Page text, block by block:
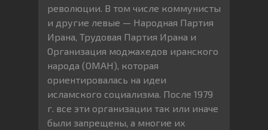
революции. В том числе коммунисты
и другие левые — Народная Партия
Ирана, Трудовая Партия Ирана и
Организация моджахедов иранского
народа (ОМАН), которая
ориентировалась на идеи
исламского социализма. После 1979
г. все эти организации так или иначе
были запрещены, а многие их